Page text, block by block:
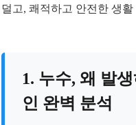
덜고, 쾌적하고 안전한 생
1. 누수, 왜 발
인 완벽 분석